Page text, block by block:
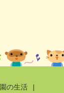
園の生活 |